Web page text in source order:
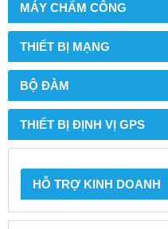
MÁY CHẤM CÔNG
THIẾT BỊ MẠNG
BỘ ĐÀM
THIẾT BỊ ĐỊNH VỊ GPS
HỖ TRỢ KINH DOANH